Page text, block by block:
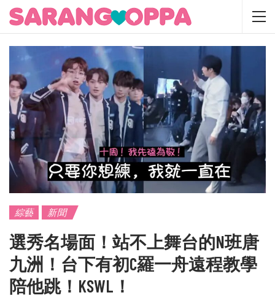
綜藝 新聞
選秀名場面！站不上舞台的N班唐
九洲！台下有初C羅一舟遠程教學
陪他跳！KSWL！